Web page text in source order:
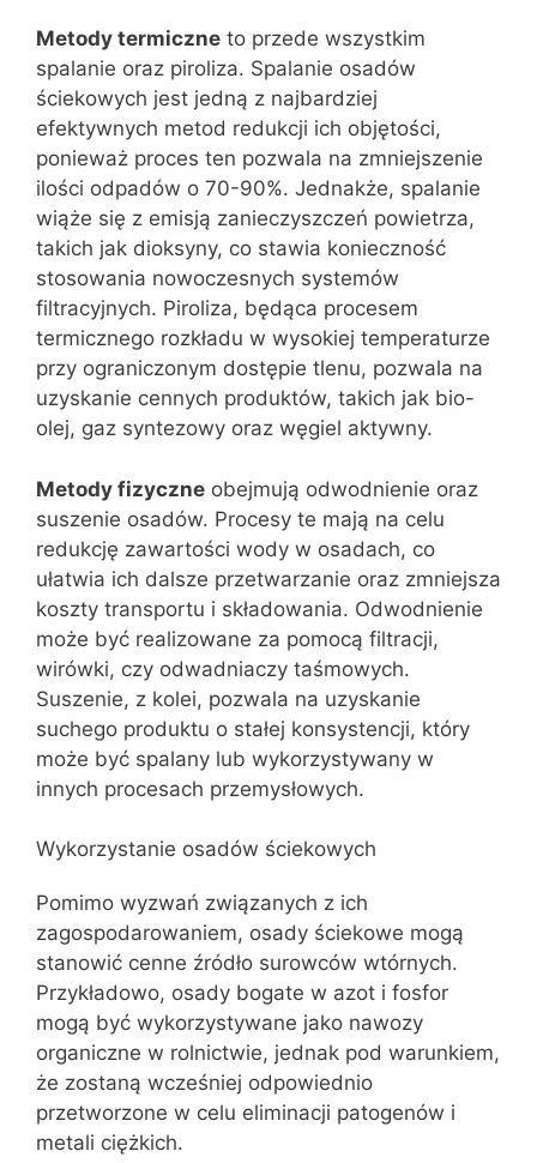
Metody termiczne to przede wszystkim
spalanie oraz piroliza. Spalanie osadów
ściekowych jest jedną z najbardziej
efektywnych metod redukcji ich objętości,
ponieważ proces ten pozwala na zmniejszenie
ilości odpadów o 70-90%. Jednakże, spalanie
wiąże się z emisją zanieczyszczeń powietrza,
takich jak dioksyny, co stawia konieczność
stosowania nowoczesnych systemów
filtracyjnych. Piroliza, będąca procesem
termicznego rozkładu w wysokiej temperaturze
przy ograniczonym dostępie tlenu, pozwala na
uzyskanie cennych produktów, takich jak bio-
olej, gaz syntezowy oraz węgiel aktywny.
Metody fizyczne obejmują odwodnienie oraz
suszenie osadów. Procesy te mają na celu
redukcję zawartości wody w osadach, co
ułatwia ich dalsze przetwarzanie oraz zmniejsza
koszty transportu i składowania. Odwodnienie
może być realizowane za pomocą filtracji,
wirówki, czy odwadniaczy taśmowych.
Suszenie, z kolei, pozwala na uzyskanie
suchego produktu o stałej konsystencji, który
może być spalany lub wykorzystywany w
innych procesach przemysłowych.
Wykorzystanie osadów ściekowych
Pomimo wyzwań związanych z ich
zagospodarowaniem, osady ściekowe mogą
stanowić cenne źródło surowców wtórnych.
Przykładowo, osady bogate w azot i fosfor
mogą być wykorzystywane jako nawozy
organiczne w rolnictwie, jednak pod warunkiem,
że zostaną wcześniej odpowiednio
przetworzone w celu eliminacji patogenów i
metali ciężkich.